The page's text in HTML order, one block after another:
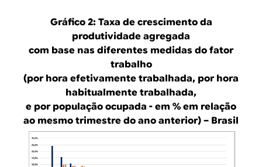
Gráfico 2: Taxa de crescimento da
produtividade agregada
com base nas diferentes medidas do fator
trabalho
(por hora efetivamente trabalhada, por hora
habitualmente trabalhada,
e por população ocupada - em % em relação
ao mesmo trimestre do ano anterior) – Brasil